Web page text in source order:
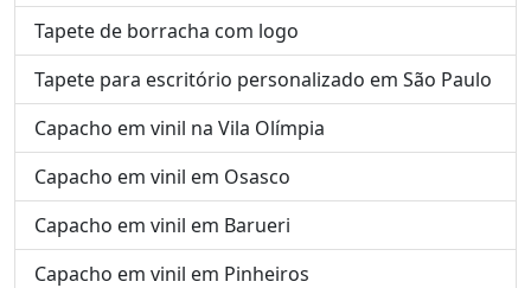
Tapete de borracha com logo
Tapete para escritório personalizado em São Paulo
Capacho em vinil na Vila Olímpia
Capacho em vinil em Osasco
Capacho em vinil em Barueri
Capacho em vinil em Pinheiros